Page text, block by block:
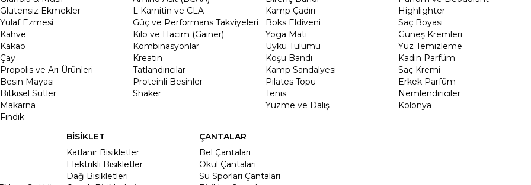
Glutensiz Ekmekler
Yulaf Ezmesi
Kahve
Kakao
Çay
Propolis ve Arı Ürünleri
Besin Mayası
Bitkisel Sütler
Makarna
Fındık
L Karnitin ve CLA
Güç ve Performans Takviyeleri
Kilo ve Hacim (Gainer)
Kombinasyonlar
Kreatin
Tatlandırıcılar
Proteinli Besinler
Shaker
Kamp Çadırı
Boks Eldiveni
Yoga Matı
Uyku Tulumu
Koşu Bandı
Kamp Sandalyesi
Pilates Topu
Tenis
Yüzme ve Dalış
Highlighter
Saç Boyası
Güneş Kremleri
Yüz Temizleme
Kadın Parfüm
Saç Kremi
Erkek Parfüm
Nemlendiriciler
Kolonya
BİSİKLET
Katlanır Bisikletler
Elektrikli Bisikletler
Dağ Bisikletleri
ÇANTALAR
Bel Çantaları
Okul Çantaları
Su Sporları Çantaları